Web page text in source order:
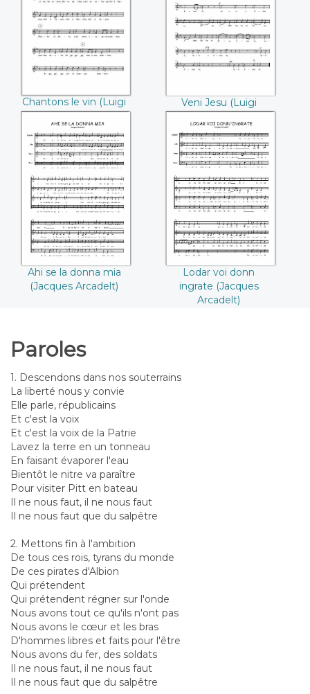
((Luigi Chérubini))
Chantons le vin (Luigi
Chérubini)
Cherubini))
Veni Jesu (Luigi
Cherubini)
Ahi se la donna mia
(Jacques Arcadelt)
Ahi se la donna mia
(Jacques Arcadelt)
Lodar voi donn
ingrate (Jacques
Arcadelt)
Lodar voi donn
ingrate (Jacques
Arcadelt)
Paroles
1. Descendons dans nos souterrains
La liberté nous y convie
Elle parle, républicains
Et c'est la voix
Et c'est la voix de la Patrie
Lavez la terre en un tonneau
En faisant évaporer l'eau
Bientôt le nitre va paraître
Pour visiter Pitt en bateau
Il ne nous faut, il ne nous faut
Il ne nous faut que du salpêtre
2. Mettons fin à l'ambition
De tous ces rois, tyrans du monde
De ces pirates d'Albion
Qui prétendent
Qui prétendent régner sur l'onde
Nous avons tout ce qu'ils n'ont pas
Nous avons le cœur et les bras
D'hommes libres et faits pour l'être
Nous avons du fer, des soldats
Il ne nous faut, il ne nous faut
Il ne nous faut que du salpêtre